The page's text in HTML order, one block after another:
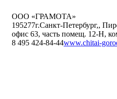
ООО «ГРАМОТА»
195277г.Санкт-Петербург,,
офис 63, часть помещ. 12-Н,
8 495 424-84-44www.chitai-